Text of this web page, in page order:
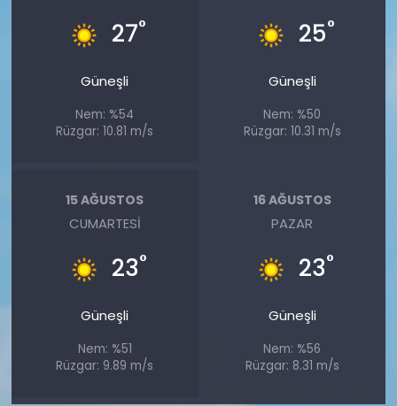
27°
Güneşli
Nem: %54
Rüzgar: 10.81 m/s
25°
Güneşli
Nem: %50
Rüzgar: 10.31 m/s
15 AĞUSTOS
CUMARTESI
23°
Güneşli
Nem: %51
Rüzgar: 9.89 m/s
16 AĞUSTOS
PAZAR
23°
Güneşli
Nem: %56
Rüzgar: 8.31 m/s